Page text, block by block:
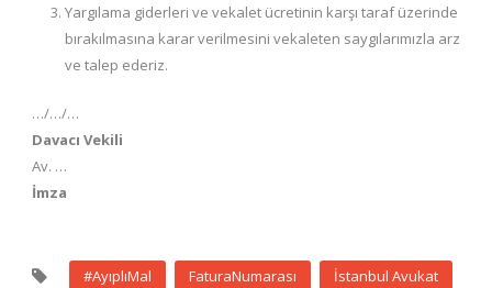
Yargılama giderleri ve vekalet ücretinin karşı taraf üzerinde
bırakılmasına karar verilmesini vekaleten saygılarımızla arz
ve talep ederiz.
…/…/…
Davacı Vekili
Av. …
İmza
#AyıplıMal FaturaNumarası
İstanbul Avukat